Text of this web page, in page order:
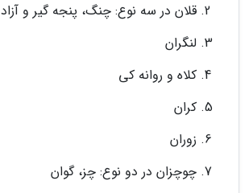
قلان در سه نوع: چنگ، پنجه گیر و آزاد
لنگران
کلاه و روانه کی
کران
زوران
چوچزان در دو نوع: چز، گوان